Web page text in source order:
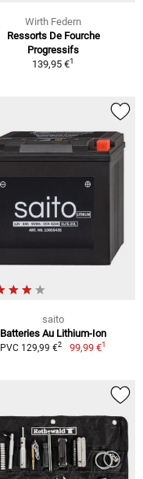
Wirth Federn
Ressorts De Fourche
Progressifs
139,95 €1
saito
Batteries Au Lithium-Ion
PVC 129,99 €2 99,99 €1